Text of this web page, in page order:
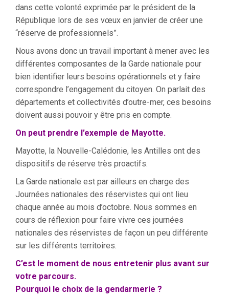
dans cette volonté exprimée par le président de la
République lors de ses vœux en janvier de créer une
“réserve de professionnels”.
Nous avons donc un travail important à mener avec les
différentes composantes de la Garde nationale pour
bien identifier leurs besoins opérationnels et y faire
correspondre l’engagement du citoyen. On parlait des
départements et collectivités d’outre-mer, ces besoins
doivent aussi pouvoir y être pris en compte.
On peut prendre l’exemple de Mayotte.
Mayotte, la Nouvelle-Calédonie, les Antilles ont des
dispositifs de réserve très proactifs.
La Garde nationale est par ailleurs en charge des
Journées nationales des réservistes qui ont lieu
chaque année au mois d’octobre. Nous sommes en
cours de réflexion pour faire vivre ces journées
nationales des réservistes de façon un peu différente
sur les différents territoires.
C’est le moment de nous entretenir plus avant sur
votre parcours.
Pourquoi le choix de la gendarmerie ?